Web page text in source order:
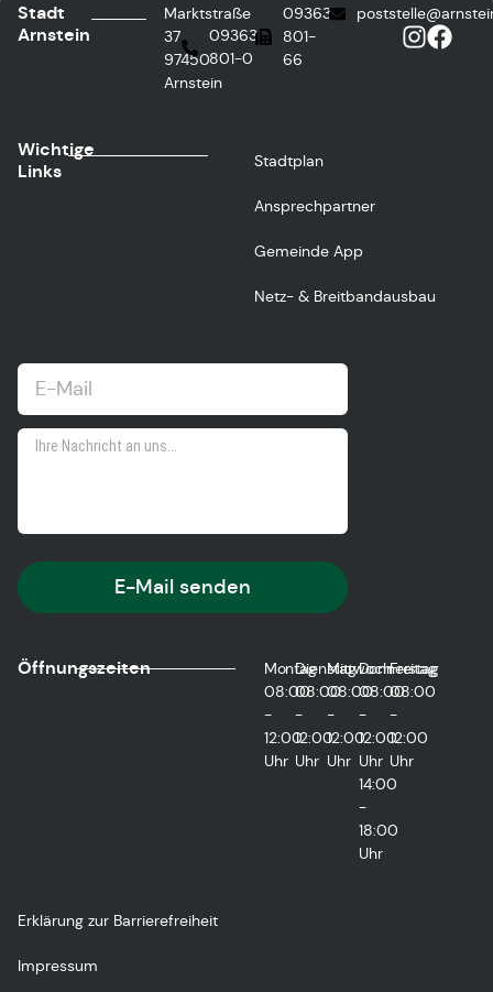
Stadt
Arnstein
Marktstraße
37
97450
Arnstein
09363
801-0
09363
801-
66
Wichtige
Links
Stadtplan
Ansprechpartner
Gemeinde App
Netz- & Breitbandausbau
E-Mail senden
Öffnungszeiten
Montag
08:00
-
12:00
Uhr
Dienstag
08:00
-
12:00
Uhr
Mittwoch
08:00
-
12:00
Uhr
Donnerstag
08:00
-
12:00
Uhr
14:00
-
18:00
Uhr
Freitag
08:00
-
12:00
Uhr
Erklärung zur Barrierefreiheit
Impressum